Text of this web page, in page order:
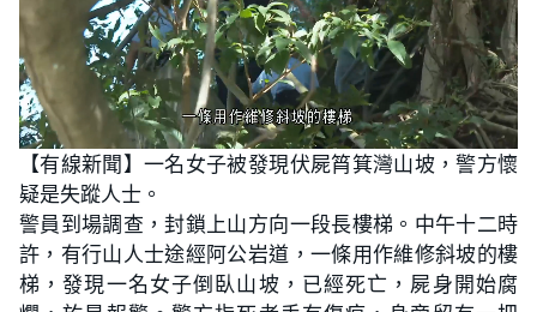
n
m
t
e
L
o
a
:
7
9
.
4
1
%
【有線新聞】一名女子被發現伏屍筲箕灣山坡，警方懷
疑是失蹤人士。
警員到場調查，封鎖上山方向一段長樓梯。中午十二時
許，有行山人士途經阿公岩道，一條用作維修斜坡的樓
梯，發現一名女子倒臥山坡，已經死亡，屍身開始腐